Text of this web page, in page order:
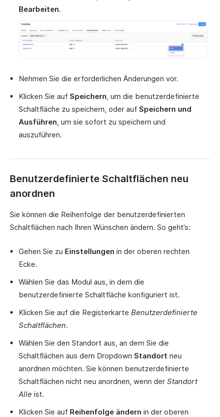
Bearbeiten.
Nehmen Sie die erforderlichen Änderungen vor.
Klicken Sie auf Speichern , um die benutzerdefinierte
Schaltfläche zu speichern, oder auf Speichern und
Ausführen , um sie sofort zu speichern und
auszuführen.
Benutzerdefinierte Schaltflächen neu
anordnen
Sie können die Reihenfolge der benutzerdefinierten
Schaltflächen nach Ihren Wünschen ändern. So geht’s:
Gehen Sie zu Einstellungen in der oberen rechten
Ecke.
Wählen Sie das Modul aus, in dem die
benutzerdefinierte Schaltfläche konfiguriert ist.
Klicken Sie auf die Registerkarte Benutzerdefinierte
Schaltflächen.
Wählen Sie den Standort aus, an dem Sie die
Schaltflächen aus dem Dropdown Standort neu
anordnen möchten. Sie können benutzerdefinierte
Schaltflächen nicht neu anordnen, wenn der Standort
Alle ist.
Klicken Sie auf Reihenfolge ändern in der oberen